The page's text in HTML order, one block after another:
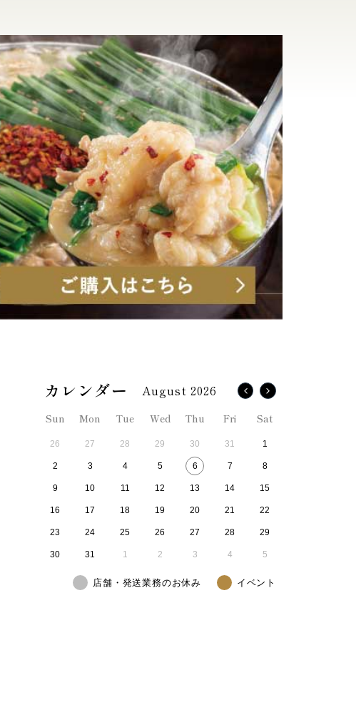
August 2026
Sun Mon Tue Wed Thu Fri Sat
26 27 28 29 30 31 1
2 3 4 5 6 7 8
9 10 11 12 13 14 15
16 17 18 19 20 21 22
23 24 25 26 27 28 29
30 31 1 2 3 4 5
店舗・発送業務のお休み イベント